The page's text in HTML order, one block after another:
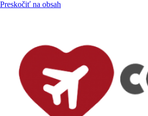
Preskočiť na obsah